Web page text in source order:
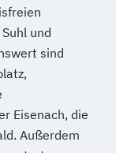
und
sind
Eisenach, die
Außerdem